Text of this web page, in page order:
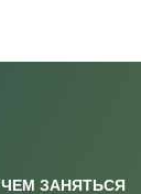
ЧЕМ ЗАНЯТЬСЯ